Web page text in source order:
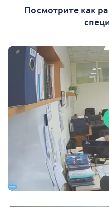
Посмотрите как